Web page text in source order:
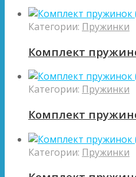
Категории: Пружинки
Комплект
Категории: Пружинки
Комплект
Категории: Пружинки